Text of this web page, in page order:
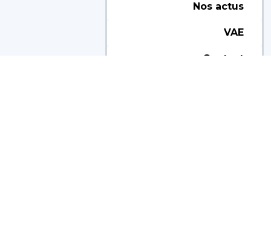
Nos actus
VAE
Contact